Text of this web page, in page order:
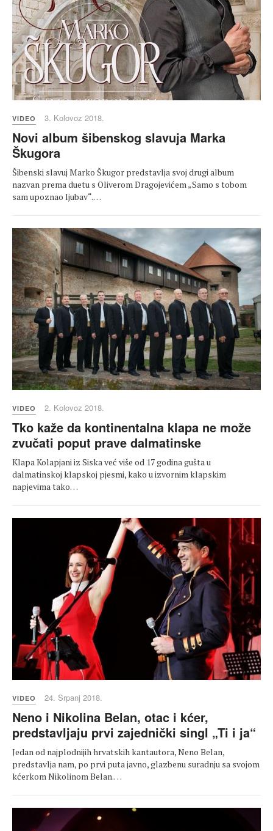
VIDEO 3. Kolovoz 2018.
Novi album šibenskog slavuja Marka
Škugora
Šibenski slavuj Marko Škugor predstavlja svoj drugi album
nazvan prema duetu s Oliverom Dragojevićem „Samo s tobom
sam upoznao ljubav“.…
VIDEO 2. Kolovoz 2018.
Tko kaže da kontinentalna klapa ne može
zvučati poput prave dalmatinske
Klapa Kolapjani iz Siska već više od 17 godina gušta u
dalmatinskoj klapskoj pjesmi, kako u izvornim klapskim
napjevima tako…
VIDEO 24. Srpanj 2018.
Neno i Nikolina Belan, otac i kćer,
predstavljaju prvi zajednički singl „Ti i ja“
Jedan od najplodnijih hrvatskih kantautora, Neno Belan,
predstavlja nam, po prvi puta javno, glazbenu suradnju sa svojom
kćerkom Nikolinom Belan.…